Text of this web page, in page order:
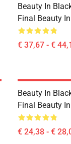
Beauty In
Final Beauty
€ 37,67 - €
Beauty In
Final Beauty
€ 24,38 - €